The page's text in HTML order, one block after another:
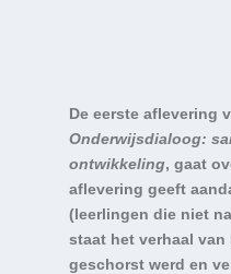
De eerste aflevering
Onderwijsdialoog:
ontwikkeling, gaat
aflevering geeft
(leerlingen die niet
staat het verhaal van
geschorst werd en